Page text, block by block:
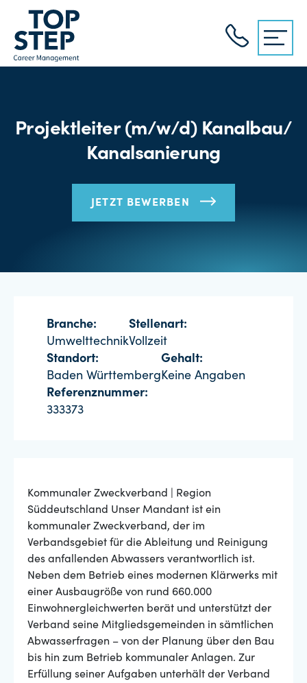
Projektleiter (m/w/d) Kanalbau/
Kanalsanierung
JETZT BEWERBEN
Branche:
Umwelttechnik
Stellenart:
Vollzeit
Standort:
Baden Württemberg
Gehalt:
Keine Angaben
Referenznummer:
333373
Kommunaler Zweckverband | Region
Süddeutschland Unser Mandant ist ein
kommunaler Zweckverband, der im
Verbandsgebiet für die Ableitung und Reinigung
des anfallenden Abwassers verantwortlich ist.
Neben dem Betrieb eines modernen Klärwerks mit
einer Ausbaugröße von rund 660.000
Einwohnergleichwerten berät und unterstützt der
Verband seine Mitgliedsgemeinden in sämtlichen
Abwasserfragen – von der Planung über den Bau
bis hin zum Betrieb kommunaler Anlagen. Zur
Erfüllung seiner Aufgaben unterhält der Verband